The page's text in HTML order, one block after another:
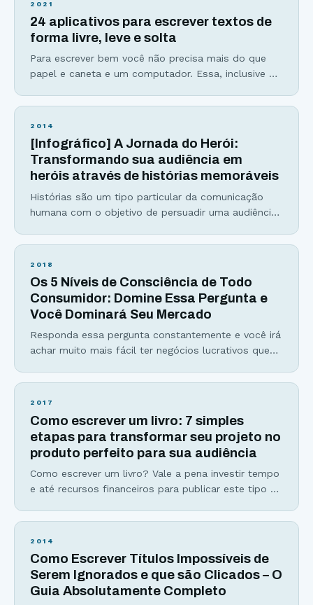
título? Antes
2021
24 aplicativos para escrever textos de
forma livre, leve e solta
Para escrever bem você não precisa mais do que
papel e caneta e um computador. Essa, inclusive é
uma arte acessível e que possibilita grande
fluidez do texto com a
2014
[Infográfico] A Jornada do Herói:
Transformando sua audiência em
heróis através de histórias memoráveis
Histórias são um tipo particular da comunicação
humana com o objetivo de persuadir uma audiência
famoso de história é a Jornada do Herói. Joseph
já provou sua importância muitas vezes explicando
2018
Os 5 Níveis de Consciência de Todo
Consumidor: Domine Essa Pergunta e
Você Dominará Seu Mercado
Responda essa pergunta constantemente e você irá
achar muito mais fácil ter negócios lucrativos que
7 cabeças”. Se você algum dia já se viu perdido no
concretos… A resposta que você irá tirar dessa
poderosa pergunta
2017
Como escrever um livro: 7 simples
etapas para transformar seu projeto no
produto perfeito para sua audiência
Como escrever um livro? Vale a pena investir tempo
e até recursos financeiros para publicar este tipo de
já estive do outro lado da tela, me perguntando
Após indicar produtos
2014
Como Escrever Títulos Impossíveis de
Serem Ignorados e que são Clicados – O
Guia Absolutamente Completo